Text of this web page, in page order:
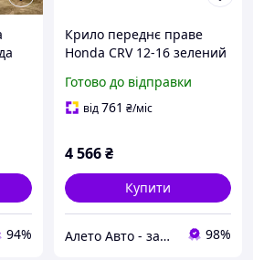
94%
Крило переднє праве
Honda CRV 12-16 зелений
60210T0AA90ZZ
Готово до відправки
від761 ₴/міс
4 566₴
Купити
Алето Авто - запчастини на авто зі США 98%